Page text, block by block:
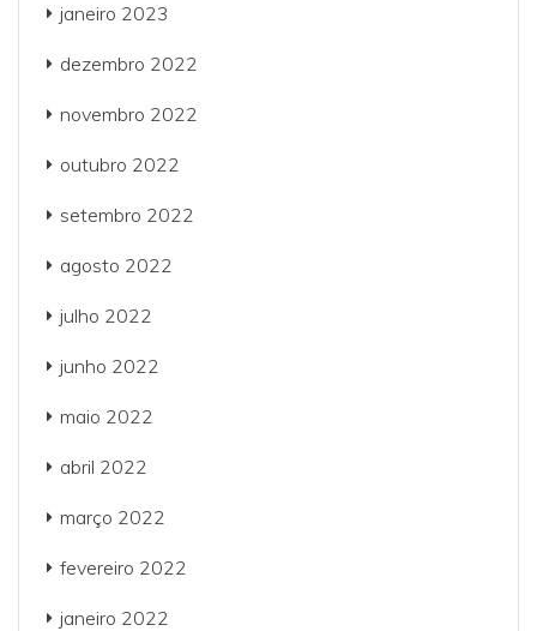
janeiro 2023
dezembro 2022
novembro 2022
outubro 2022
setembro 2022
agosto 2022
julho 2022
junho 2022
maio 2022
abril 2022
março 2022
fevereiro 2022
janeiro 2022